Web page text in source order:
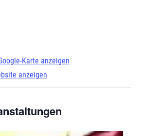
Karte anzeigen
anzeigen